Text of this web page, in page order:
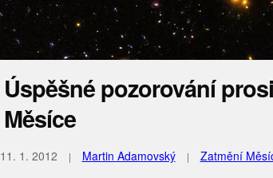
Úspěšné pozorování
Měsíce
11. 1. 2012 Martin Adamovský Zatmění